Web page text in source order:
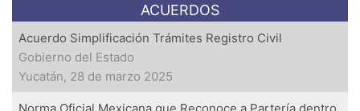
ACUERDOS
Acuerdo Simplificación Trámites Registro Civil
Gobierno del Estado
Yucatán, 28 de marzo 2025